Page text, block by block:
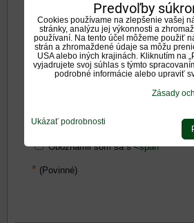
Zadajte prosím hodnotenie, výhody
Hodnotenie produktu:
Oboznámil som sa s<span*
* (Povinné)
Predvoľby
Cookies používame na zlepšenie vašej
stránky, analýzu jej výkonnosti a
používaní. Na tento účel môžeme použiť
strán a zhromaždené údaje sa môžu
USA alebo iných krajinách. Kliknutím na
vyjadrujete svoj súhlas s týmto
podrobné informácie alebo upraviť
Zásady
Ukázať podrobnosti